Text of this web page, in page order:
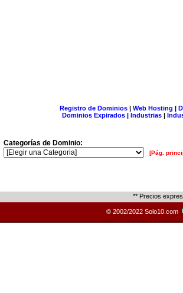
Registro de Dominios| Web Hosting |
Dominios Expirados | Industrias |
Categorías de Dominio:
[Pág.
** Precios
© 2002/2022 Solo10.com